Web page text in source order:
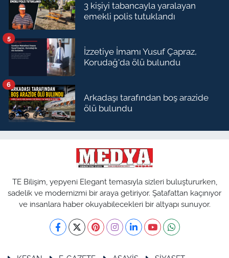
3 kişiyi tabancayla yaralayan
emekli polis tutuklandı
İzzetiye İmamı Yusuf Çapraz,
Korudağ'da ölü bulundu
5
Arkadaşı tarafından boş arazide
ölü bulundu
6
TE Bilişim, yepyeni Elegant temasıyla sizleri buluştururken,
sadelik ve modernizmi bir araya getiriyor. Şatafattan kaçınıyor
ve insanlara haber okuyabilecekleri bir altyapı sunuyor.